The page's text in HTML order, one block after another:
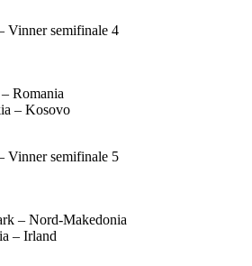
Vinner semifinale 4
Romania
– Kosovo
Vinner semifinale 5
– Nord-Makedonia
– Irland